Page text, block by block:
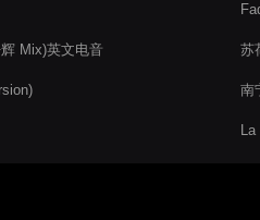
Mix)英文电音 苏
南